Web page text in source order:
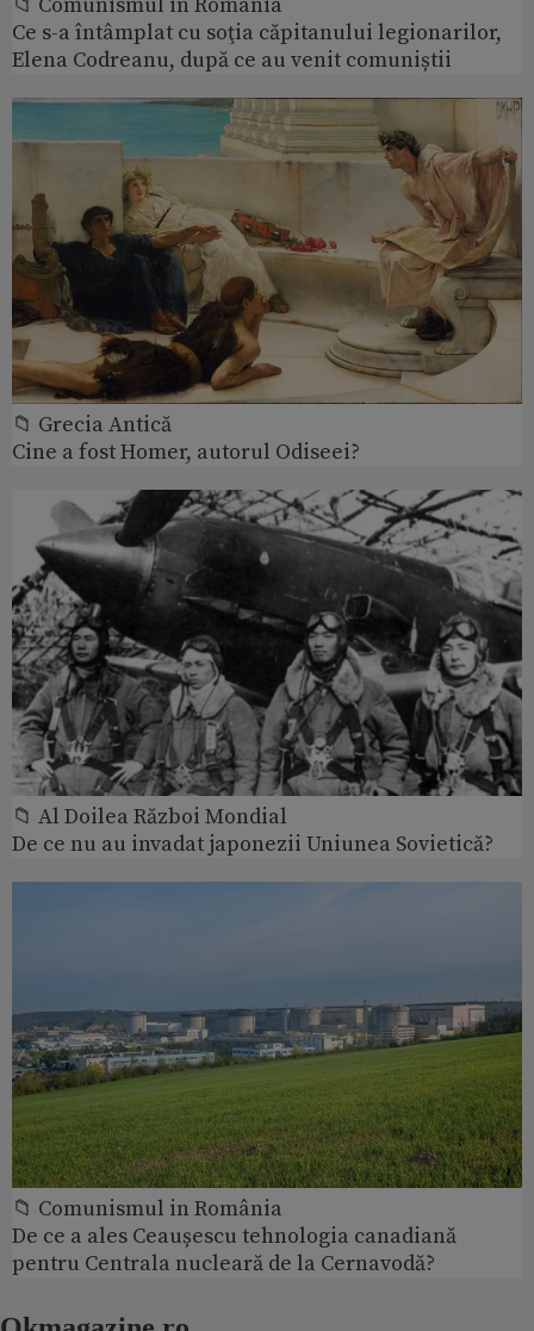
📁 Comunismul in România
Ce s-a întâmplat cu soţia căpitanului legionarilor,
Elena Codreanu, după ce au venit comuniștii
📁 Grecia Antică
Cine a fost Homer, autorul Odiseei?
📁 Al Doilea Război Mondial
De ce nu au invadat japonezii Uniunea Sovietică?
📁 Comunismul in România
De ce a ales Ceaușescu tehnologia canadiană
pentru Centrala nucleară de la Cernavodă?